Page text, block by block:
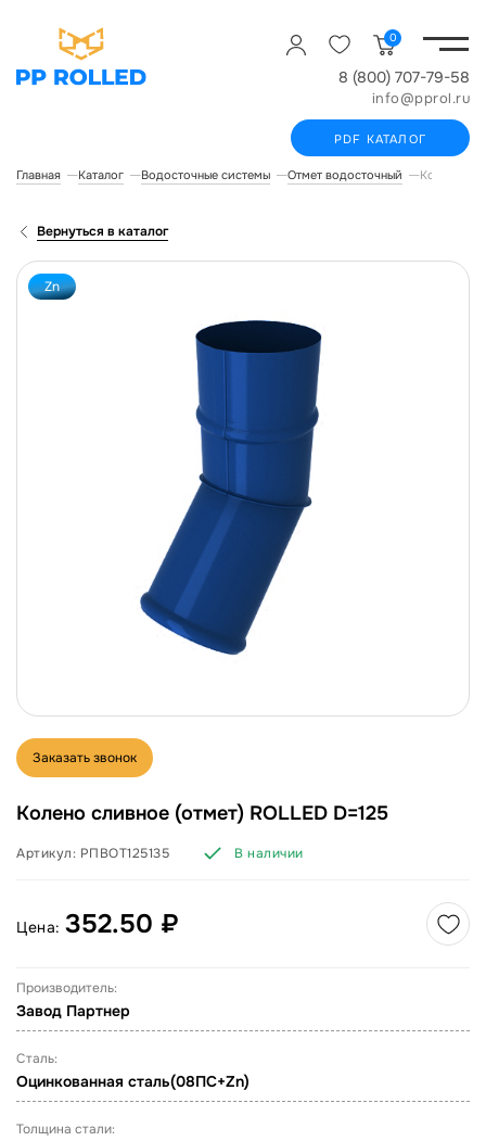
0
8 (800) 707-79-58
info@pprol.ru
PDF КАТАЛОГ
Главная Каталог Водосточные системы Отмет водосточный Колено
Вернуться в каталог
Zn
Заказать звонок
Колено сливное (отмет) ROLLED D=125
Артикул: РПВОТ125135 В наличии
Цена: 352.50 ₽
Производитель:
Завод Партнер
Сталь:
Оцинкованная сталь(08ПС+Zn)
Толщина стали: